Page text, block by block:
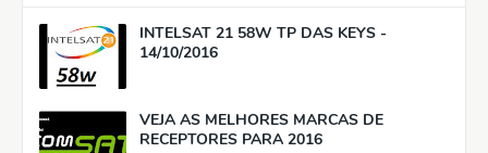
INTELSAT 21 58W TP DAS KEYS -
14/10/2016
VEJA AS MELHORES MARCAS DE
RECEPTORES PARA 2016